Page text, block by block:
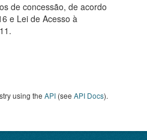
de concessão, de acordo
e Lei de Acesso à
using the API (see API Docs).